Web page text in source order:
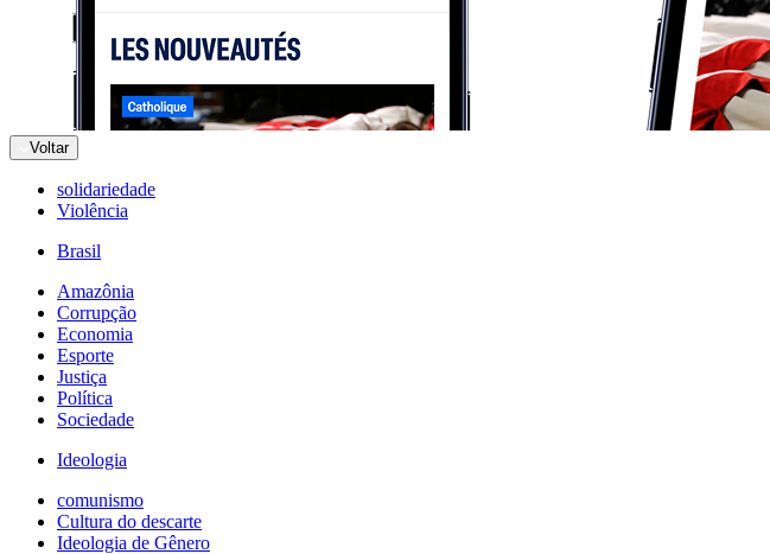
Voltar
solidariedade
Violência
Brasil
Amazônia
Corrupção
Economia
Esporte
Justiça
Política
Sociedade
Ideologia
comunismo
Cultura do descarte
Ideologia de Gênero